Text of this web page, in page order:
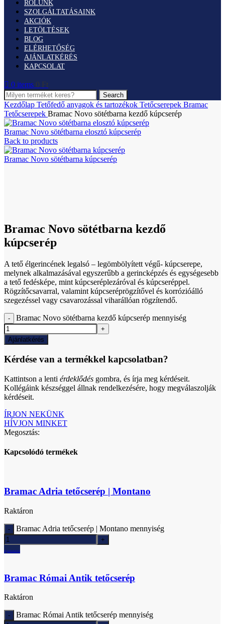
RÓLUNK
SZOLGÁLTATÁSAINK
AKCIÓK
LETÖLTÉSEK
BLOG
ELÉRHETŐSÉG
AJÁNLATKÉRÉS
KAPCSOLAT
0 items 0 Ft
Search
Kezdőlap Tetőfedő anyagok és tartozékok Tetőcserepek Bramac
Tetőcserepek Bramac Novo sötétbarna kezdő kúpcserép
Bramac Novo sötétbarna elosztó kúpcserép
Back to products
Bramac Novo sötétbarna kúpcserép
Bramac Novo sötétbarna kezdő
kúpcserép
A tető élgerincének legalsó – legömbölyített végű- kúpcserepe,
melynek alkalmazásával egyszerűbb a gerincképzés és egységesebb
a tető fedésképe, mint kúpcseréplezáróval és kúpcseréppel.
Rögzítőcsavarral, valamint kúpcseréprögzítővel és korrózióálló
szegezéssel vagy csavarozással viharállóan rögzítendő.
Bramac Novo sötétbarna kezdő kúpcserép mennyiség
Ajánlatkérés
Kérdése van a termékkel kapcsolatban?
Kattintson a lenti érdeklődés gombra, és írja meg kérdéseit.
Kollégáink készséggel állnak rendelkezésére, hogy megválaszolják
kérdéseit.
ÍRJON NEKÜNK
HÍVJON MINKET
Megosztás:
Kapcsolódó termékek
Bramac Adria tetőcserép | Montano
Raktáron
Bramac Adria tetőcserép | Montano mennyiség
Ajánlatkérés
Bramac Római Antik tetőcserép
Raktáron
Bramac Római Antik tetőcserép mennyiség